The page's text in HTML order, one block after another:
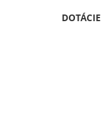
DOTÁCIE